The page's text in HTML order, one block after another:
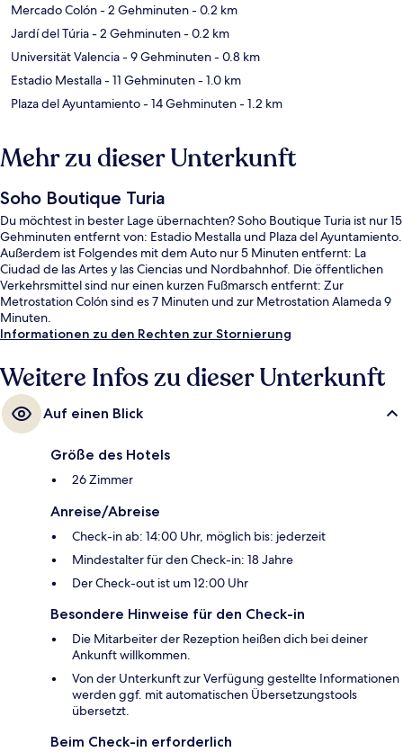
Mercado Colón- 2 Gehminuten- 0.2 km
Jardí del Túria- 2 Gehminuten- 0.2 km
Universität Valencia- 9 Gehminuten- 0.8 km
Estadio Mestalla- 11 Gehminuten- 1.0 km
Plaza del Ayuntamiento- 14 Gehminuten- 1.2 km
Mehr zu dieser Unterkunft
Soho Boutique Turia
Du möchtest in bester Lage übernachten? Soho Boutique Turia ist nur 15
Gehminuten entfernt von: Estadio Mestalla und Plaza del Ayuntamiento.
Außerdem ist Folgendes mit dem Auto nur 5 Minuten entfernt: La
Ciudad de las Artes y las Ciencias und Nordbahnhof. Die öffentlichen
Verkehrsmittel sind nur einen kurzen Fußmarsch entfernt: Zur
Metrostation Colón sind es 7 Minuten und zur Metrostation Alameda 9
Minuten.
Informationen zu den Rechten zur Stornierung
Weitere Infos zu dieser Unterkunft
Auf einen Blick
Größe des Hotels
26 Zimmer
Anreise/Abreise
Check-in ab: 14:00 Uhr, möglich bis: jederzeit
Mindestalter für den Check-in: 18 Jahre
Der Check-out ist um 12:00 Uhr
Besondere Hinweise für den Check-in
Die Mitarbeiter der Rezeption heißen dich bei deiner
Ankunft willkommen.
Von der Unterkunft zur Verfügung gestellte Informationen
werden ggf. mit automatischen Übersetzungstools
übersetzt.
Beim Check-in erforderlich